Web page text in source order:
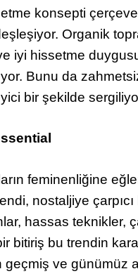
konsepti
Organik
iyi hissetme
Bunu da
bir şekilde
feminenliğine
nostaljiye
hassas teknikler,
bitiriş bu trendin
geçmiş ve günümüz